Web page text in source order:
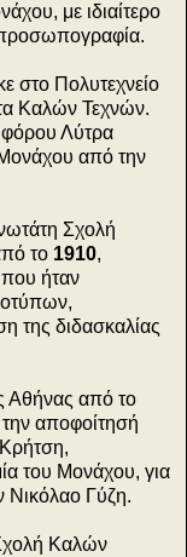
με ιδιαίτερο
προσωπογραφία.
στο Πολυτεχνείο
Καλών Τεχνών.
Λύτρα
από την
Σχολή
το 1910,
που ήταν
της διδασκαλίας
Αθήνας από το
την αποφοίτησή
του Μονάχου, για
Νικόλαο Γύζη.
Καλών